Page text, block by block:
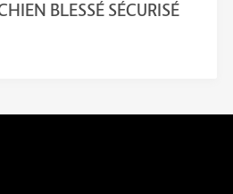
BLESSÉ SÉCURISÉ